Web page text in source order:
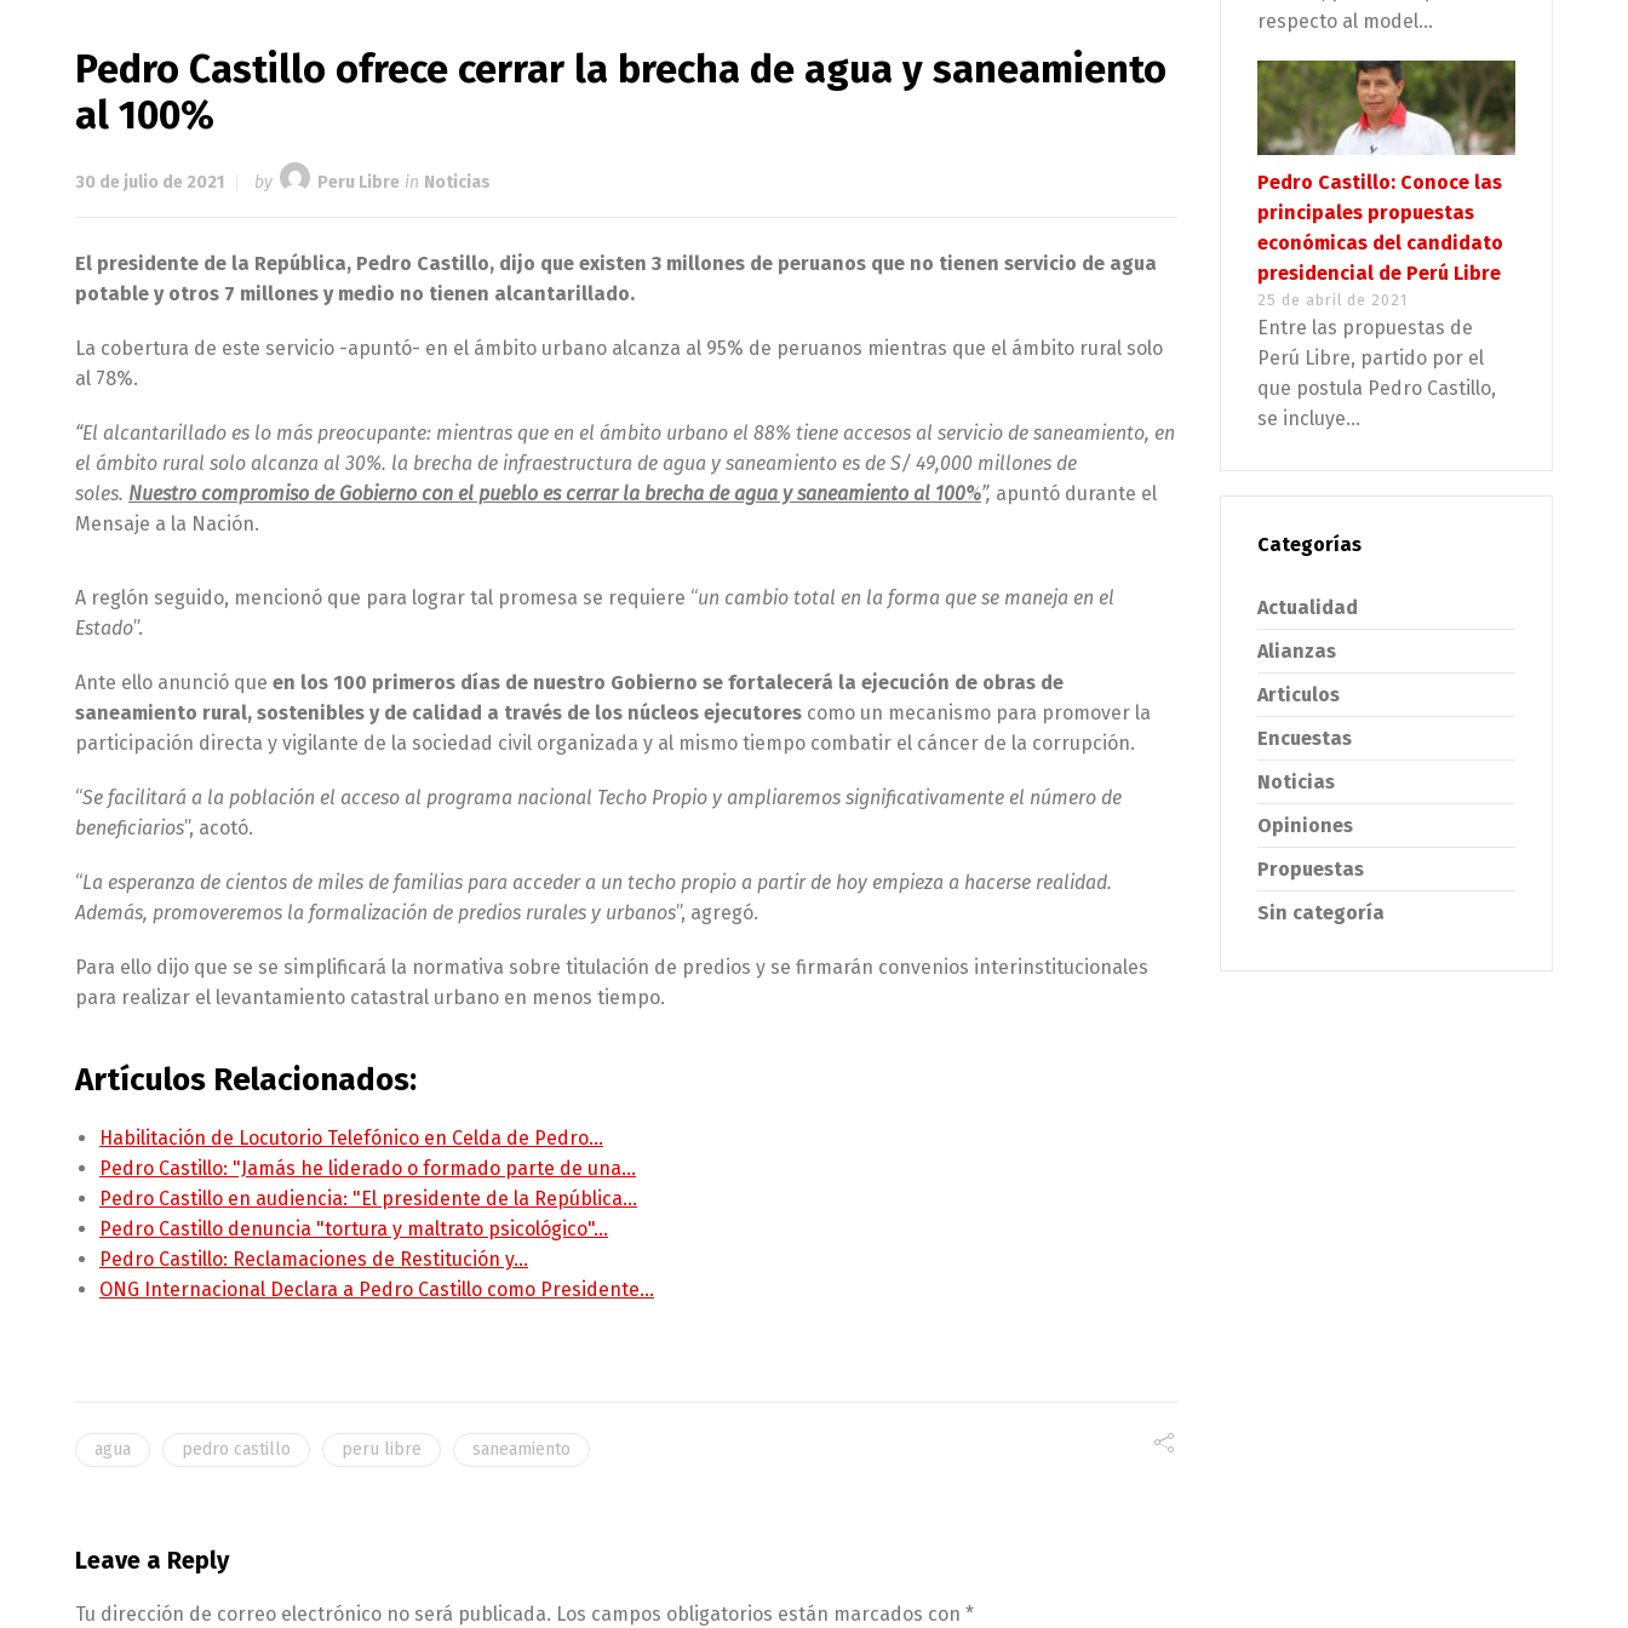
Pedro Castillo ofrece cerrar la brecha de agua y saneamiento
al 100%
30 de julio de 2021 by Peru Libre in Noticias
El presidente de la República, Pedro Castillo, dijo que existen 3 millones de peruanos que no tienen servicio de agua
potable y otros 7 millones y medio no tienen alcantarillado.
La cobertura de este servicio -apuntó- en el ámbito urbano alcanza al 95% de peruanos mientras que el ámbito rural solo
al 78%.
“El alcantarillado es lo más preocupante: mientras que en el ámbito urbano el 88% tiene accesos al servicio de saneamiento, en
el ámbito rural solo alcanza al 30%. la brecha de infraestructura de agua y saneamiento es de S/ 49,000 millones de
soles. Nuestro compromiso de Gobierno con el pueblo es cerrar la brecha de agua y saneamiento al 100%”, apuntó durante el
Mensaje a la Nación.
A reglón seguido, mencionó que para lograr tal promesa se requiere “un cambio total en la forma que se maneja en el
Estado”.
Ante ello anunció que en los 100 primeros días de nuestro Gobierno se fortalecerá la ejecución de obras de
saneamiento rural, sostenibles y de calidad a través de los núcleos ejecutores como un mecanismo para promover la
participación directa y vigilante de la sociedad civil organizada y al mismo tiempo combatir el cáncer de la corrupción.
“Se facilitará a la población el acceso al programa nacional Techo Propio y ampliaremos significativamente el número de
beneficiarios”, acotó.
“La esperanza de cientos de miles de familias para acceder a un techo propio a partir de hoy empieza a hacerse realidad.
Además, promoveremos la formalización de predios rurales y urbanos”, agregó.
Para ello dijo que se se simplificará la normativa sobre titulación de predios y se firmarán convenios interinstitucionales
para realizar el levantamiento catastral urbano en menos tiempo.
Artículos Relacionados:
Habilitación de Locutorio Telefónico en Celda de Pedro…
Pedro Castillo: "Jamás he liderado o formado parte de una…
Pedro Castillo en audiencia: "El presidente de la República…
Pedro Castillo denuncia "tortura y maltrato psicológico"…
Pedro Castillo: Reclamaciones de Restitución y…
ONG Internacional Declara a Pedro Castillo como Presidente…
agua pedro castillo peru libre saneamiento
Leave a Reply
Tu dirección de correo electrónico no será publicada. Los campos obligatorios están marcados con *
respecto al model...
Pedro Castillo: Conoce las
principales propuestas
económicas del candidato
presidencial de Perú Libre
25 de abril de 2021
Entre las propuestas de
Perú Libre, partido por el
que postula Pedro Castillo,
se incluye...
Categorías
Actualidad
Alianzas
Articulos
Encuestas
Noticias
Opiniones
Propuestas
Sin categoría